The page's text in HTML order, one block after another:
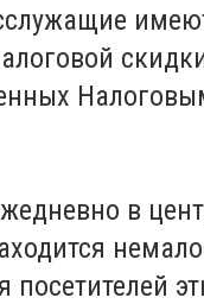
в
посетителей